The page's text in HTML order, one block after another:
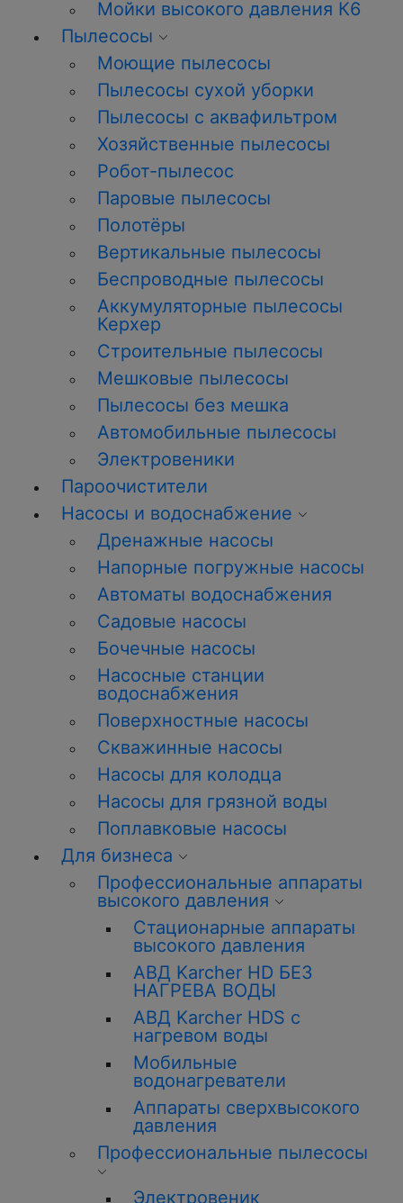
Мойки высокого давления К6
Пылесосы
Моющие пылесосы
Пылесосы сухой уборки
Пылесосы с аквафильтром
Хозяйственные пылесосы
Робот-пылесос
Паровые пылесосы
Полотёры
Вертикальные пылесосы
Беспроводные пылесосы
Аккумуляторные пылесосы
Керхер
Строительные пылесосы
Мешковые пылесосы
Пылесосы без мешка
Автомобильные пылесосы
Электровеники
Пароочистители
Насосы и водоснабжение
Дренажные насосы
Напорные погружные насосы
Автоматы водоснабжения
Садовые насосы
Бочечные насосы
Насосные станции
водоснабжения
Поверхностные насосы
Скважинные насосы
Насосы для колодца
Насосы для грязной воды
Поплавковые насосы
Для бизнеса
Профессиональные аппараты
высокого давления
Стационарные аппараты
высокого давления
АВД Karcher HD БЕЗ
НАГРЕВА ВОДЫ
АВД Karcher HDS с
нагревом воды
Мобильные
водонагреватели
Аппараты сверхвысокого
давления
Профессиональные пылесосы
Электровеник